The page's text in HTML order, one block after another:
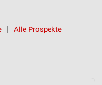
Alle Prospekte